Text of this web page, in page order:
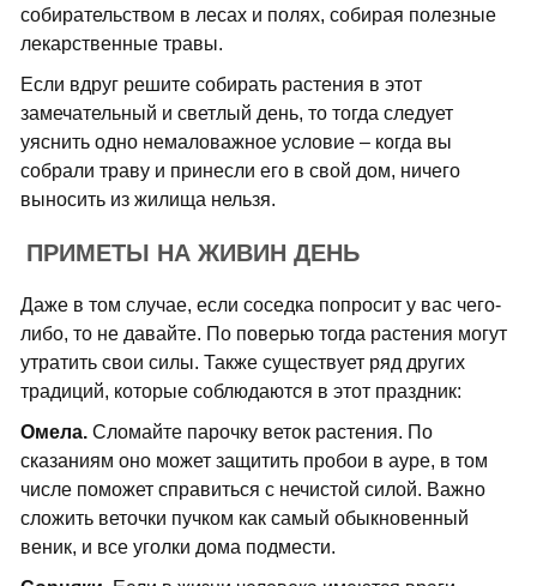
собирательством в лесах и полях, собирая полезные
лекарственные травы.
Если вдруг решите собирать растения в этот
замечательный и светлый день, то тогда следует
уяснить одно немаловажное условие – когда вы
собрали траву и принесли его в свой дом, ничего
выносить из жилища нельзя.
ПРИМЕТЫ НА ЖИВИН ДЕНЬ
Даже в том случае, если соседка попросит у вас чего-
либо, то не давайте. По поверью тогда растения могут
утратить свои силы. Также существует ряд других
традиций, которые соблюдаются в этот праздник:
Омела. Сломайте парочку веток растения. По
сказаниям оно может защитить пробои в ауре, в том
числе поможет справиться с нечистой силой. Важно
сложить веточки пучком как самый обыкновенный
веник, и все уголки дома подмести.